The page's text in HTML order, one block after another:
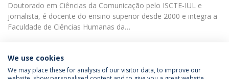
Doutorado em Ciências da Comunicação pelo ISCTE-IUL e
jornalista, é docente do ensino superior desde 2000 e integra a
Faculdade de Ciências Humanas da…
We use cookies
We may place these for analysis of our visitor data, to improve our